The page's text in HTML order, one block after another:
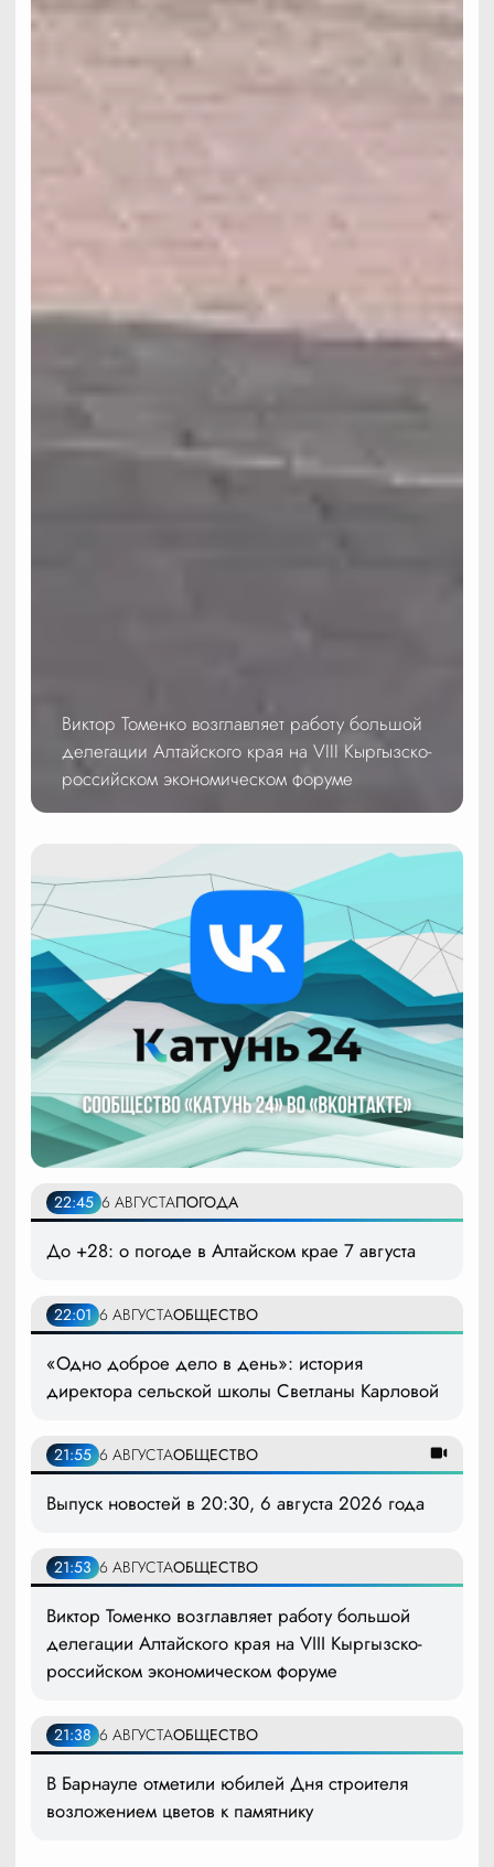
Виктор Томенко возглавляет работу большой
делегации Алтайского края на VIII Кыргызско-
российском экономическом форуме
22:45 6 АВГУСТАПОГОДА
До +28: о погоде в Алтайском крае 7 августа
22:01 6 АВГУСТАОБЩЕСТВО
«Одно доброе дело в день»: история
директора сельской школы Светланы Карловой
21:55 6 АВГУСТАОБЩЕСТВО
Выпуск новостей в 20:30, 6 августа 2026 года
21:53 6 АВГУСТАОБЩЕСТВО
Виктор Томенко возглавляет работу большой
делегации Алтайского края на VIII Кыргызско-
российском экономическом форуме
21:38 6 АВГУСТАОБЩЕСТВО
В Барнауле отметили юбилей Дня строителя
возложением цветов к памятнику